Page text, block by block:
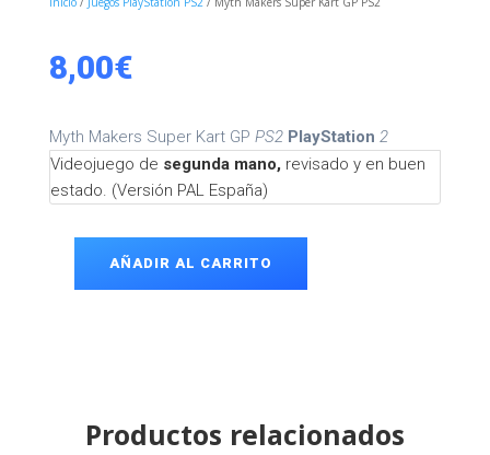
8,00€
Myth Makers Super Kart GP PS2 PlayStation 2
Videojuego de segunda mano, revisado y en buen
estado. (Versión PAL España)
Makers
AÑADIR AL CARRITO
Productos relacionados